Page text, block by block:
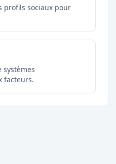
profils sociaux pour
systèmes
facteurs.